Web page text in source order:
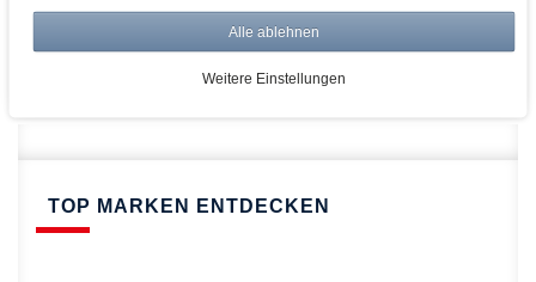
Über 20.000 Artikel
Schnelle Lieferung
TOP MARKEN ENTDECKEN
Alle ablehnen
Weitere Einstellungen